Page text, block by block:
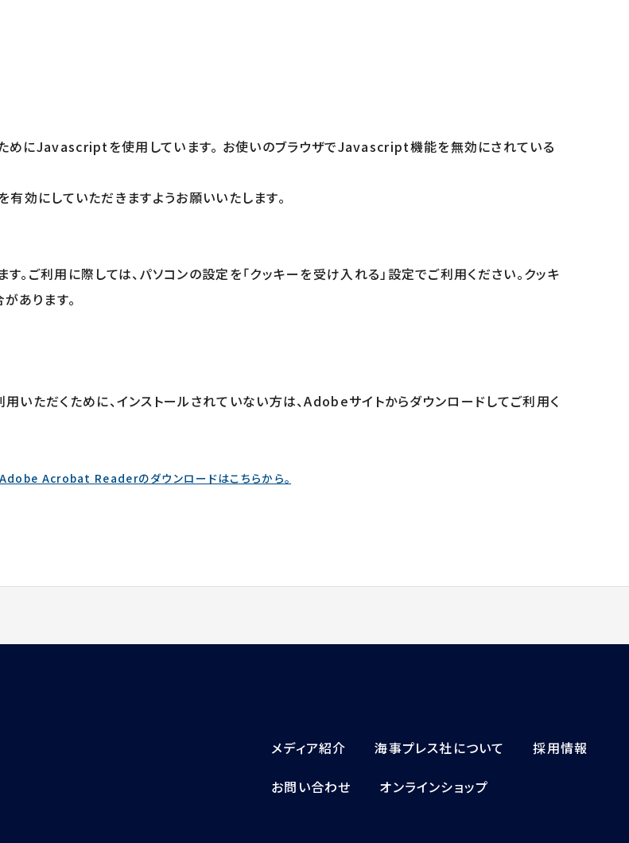
ためにJavascriptを使用しています。 お使いのブラウザでJavascript機能を無効にされている
効にしていただきますようお願いいたします。
。ご利用に際しては、パソコンの設定を「クッキーを受け入れる」設定でご利用ください。クッキ
あります。
いただくために、インストールされていない方は、Adobeサイトからダウンロードしてご利用く
Acrobat Readerのダウンロードはこちらから。
メディア紹介 海事プレス社について 採用情報
お問い合わせ オンラインショップ